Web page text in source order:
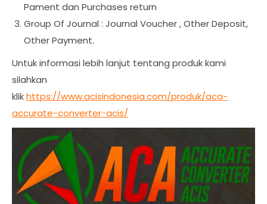
Pament dan Purchases return
Group Of Journal : Journal Voucher , Other Deposit,
Other Payment.
Untuk informasi lebih lanjut tentang produk kami
silahkan
klikhttps://www.acisindonesia.com/produk/aca-
accurate-converter-acis/